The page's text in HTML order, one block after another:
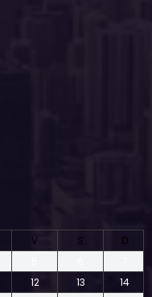
V S
D
12 13
14